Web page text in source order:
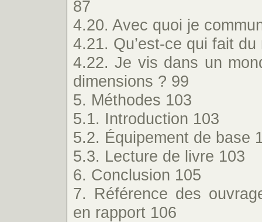
87
4.20. Avec quoi je
4.21. Qu’est-ce qui fait
4.22. Je vis dans un
dimensions ? 99
5. Méthodes 103
5.1. Introduction 103
5.2. Équipement de base
5.3. Lecture de livre 103
6. Conclusion 105
7. Référence des
en rapport 106